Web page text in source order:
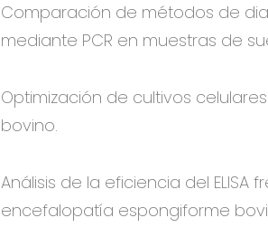
Comparación de métodos de
mediante PCR en muestras de
Optimización de cultivos
bovino.
Análisis de la eficiencia del
encefalopatía espongiforme